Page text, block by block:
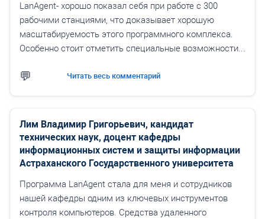
LanAgent- хорошо показал себя при работе с 300
рабочими станциями, что доказывает хорошую
масштабируемость этого программного комплекса.
Особенно стоит отметить специальные возможности...
Читать весь комментарий
Лим Владимир Григорьевич, кандидат
технических наук, доцент кафедры
информационных систем и защиты информации
Астраханского Государственного университета
Программа LanAgent стала для меня и сотрудников
нашей кафедры одним из ключевых инструментов
контроля компьютеров. Средства удаленного